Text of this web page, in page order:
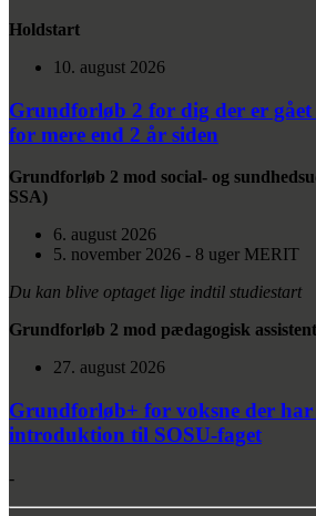
Holdstart
10. august 2026
Grundforløb 2 for dig der er
for mere end 2 år siden
Grundforløb 2 mod social- og
SSA)
6. august 2026
5. november 2026 - 8 uger MERIT
Du kan blive optaget lige indtil studiestart
Grundforløb 2 mod pædagogisk
27. august 2026
Grundforløb+ for voksne der
introduktion til SOSU-faget
-